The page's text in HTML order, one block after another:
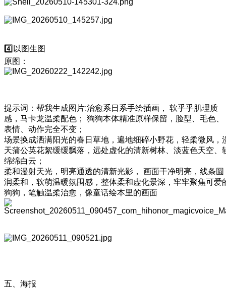
4️⃣以图生图
原图：
提示词：帮我生成图片:治愈系日系手绘插画， 软乎乎肌理质
感，马卡龙温柔配色； 狗狗本体精准原样保留，脸型、毛色、
表情、动作完全不变；
场景换成洒满阳光的春日草地，遍地细碎小野花，轻柔微风，
天蒲公英花絮缓缓飘落，远处虚化的清新树林、淡蓝色天空、
绵绵白云；
柔和漫射天光，明亮通透的清新光影， 画面干净明亮，线条圆
润柔和，软萌温暖氛围感，整体柔和虚化景深，牢牢聚焦可爱
狗狗，笔触温柔治愈，像童话绘本里的画面
五、海报